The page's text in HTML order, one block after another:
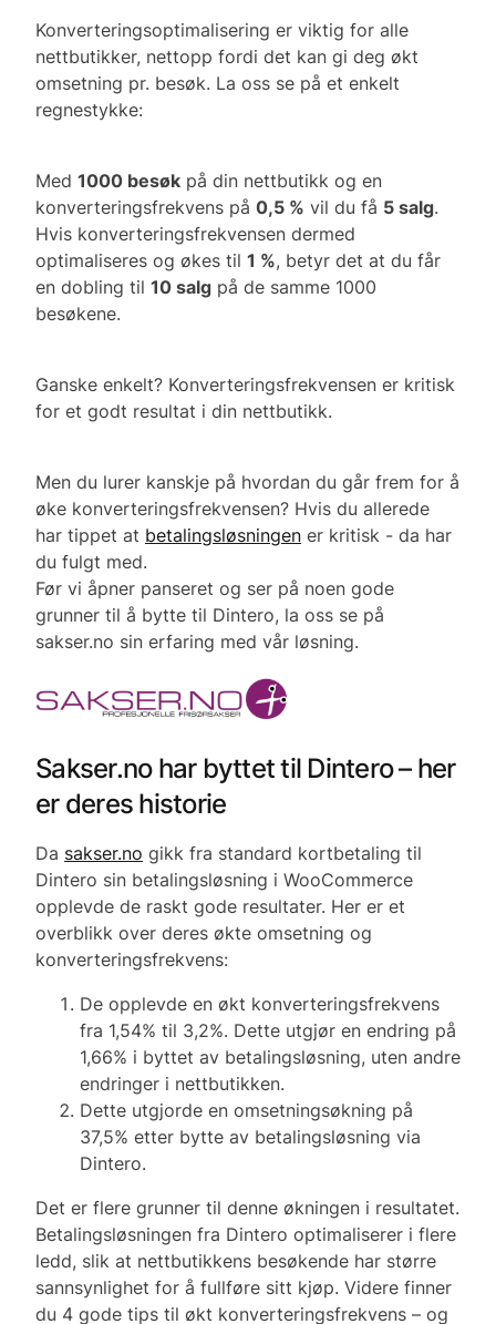
Konverteringsoptimalisering er viktig for alle
nettbutikker, nettopp fordi det kan gi deg økt
omsetning pr. besøk. La oss se på et enkelt
regnestykke:
Med 1000 besøk på din nettbutikk og en
konverteringsfrekvens på 0,5 % vil du få 5 salg.
Hvis konverteringsfrekvensen dermed
optimaliseres og økes til 1 %, betyr det at du får
en dobling til 10 salg på de samme 1000
besøkene.
Ganske enkelt? Konverteringsfrekvensen er kritisk
for et godt resultat i din nettbutikk.
Men du lurer kanskje på hvordan du går frem for å
øke konverteringsfrekvensen? Hvis du allerede
har tippet at betalingsløsningen er kritisk - da har
du fulgt med.
Før vi åpner panseret og ser på noen gode
grunner til å bytte til Dintero, la oss se på
sakser.no sin erfaring med vår løsning.
Sakser.no har byttet til Dintero – her
er deres historie
Da sakser.no gikk fra standard kortbetaling til
Dintero sin betalingsløsning i WooCommerce
opplevde de raskt gode resultater. Her er et
overblikk over deres økte omsetning og
konverteringsfrekvens:
De opplevde en økt konverteringsfrekvens
fra 1,54% til 3,2%. Dette utgjør en endring på
1,66% i byttet av betalingsløsning, uten andre
endringer i nettbutikken.
Dette utgjorde en omsetningsøkning på
37,5% etter bytte av betalingsløsning via
Dintero.
Det er flere grunner til denne økningen i resultatet.
Betalingsløsningen fra Dintero optimaliserer i flere
ledd, slik at nettbutikkens besøkende har større
sannsynlighet for å fullføre sitt kjøp. Videre finner
du 4 gode tips til økt konverteringsfrekvens – og